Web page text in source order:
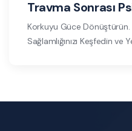
Travma Sonrası
Korkuyu Güce Dönüştürün.
Sağlamlığınızı Keşfedin